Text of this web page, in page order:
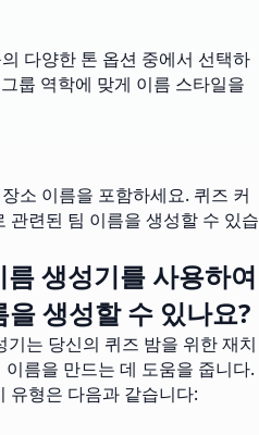
다양한 톤 옵션 중에서 선택하
룹 역학에 맞게 이름 스타일을
소 이름을 포함하세요. 퀴즈 커
관련된 팀 이름을 생성할 수 있습
생성기를 사용하여
생성할 수 있나요?
는 당신의 퀴즈 밤을 위한 재치
름을 만드는 데 도움을 줍니다.
유형은 다음과 같습니다: